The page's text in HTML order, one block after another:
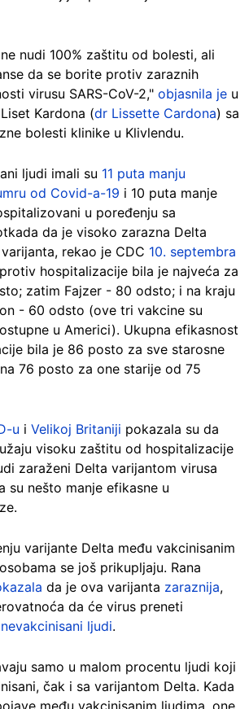
nudi 100% zaštitu od bolesti, ali
da se borite protiv zaraznih
virusu SARS-CoV-2," objasnila je u
Kardona (dr Lissette Cardona) sa
bolesti klinike u Klivlendu.
ljudi imali su 11 puta manju
od Covid-a-19 i 10 puta manje
u poređenju sa
da je visoko zarazna Delta
rekao je CDC 10. septembra
hospitalizacije bila je najveća za
zatim Fajzer - 80 odsto; i na kraju
- 60 odsto (ove tri vakcine su
u Americi). Ukupna efikasnost
bila je 86 posto za sve starosne
76 posto za one starije od 75
u i Velikoj Britaniji pokazala su da
visoku zaštitu od hospitalizacije
zaraženi Delta varijantom virusa
su nešto manje efikasne u
varijante Delta među vakcinisanim
se još prikupljaju. Rana
da je ova varijanta zaraznija,
da će virus preneti
nevakcinisani ljudi.
samo u malom procentu ljudi koji
čak i sa varijantom Delta. Kada